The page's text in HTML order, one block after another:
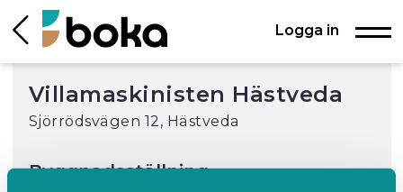
Logga in
Villamaskinisten Hästveda
Sjörrödsvägen 12, Hästveda
Byggnadsställning